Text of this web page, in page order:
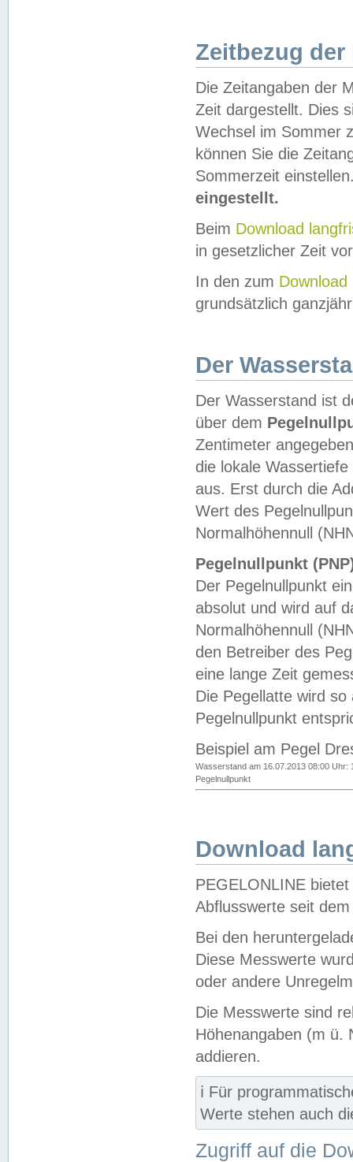
Zeitbezug der
Die Zeitangaben der
Zeit dargestellt. Dies
Wechsel im Sommer
können Sie die
Sommerzeit
eingestellt.
Beim Download
in gesetzlicher Zeit
In den zum Download
grundsätzlich
Der
Der Wasserstand ist
über dem
Zentimeter
die lokale
aus. Erst durch die
Wert des
Normalhöhennull
Pegelnullpunkt
Der Pegelnullpunkt
absolut und wird auf
Normalhöhennull
den Betreiber des
eine lange Zeit
Die Pegellatte wird
Pegelnullpunkt
Beispiel am Pegel
Wasserstand am 16.07.2013 08:00 Uhr:
Pegelnullpunkt
Download
PEGELONLINE
Abflusswerte seit
Bei den
Diese Messwerte
oder andere
Die Messwerte sind
Höhenangaben (m ü.
addieren.
ℹ️ Für
Werte stehen auch
Zugriff auf die